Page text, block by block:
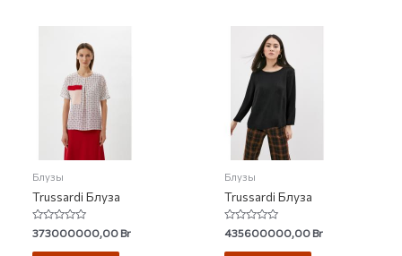
Блузы
Trussardi Блуза
Rated
0
out
373000000,00Br
Блузы
Trussardi Блуза
Rated
0
out
435600000,00Br